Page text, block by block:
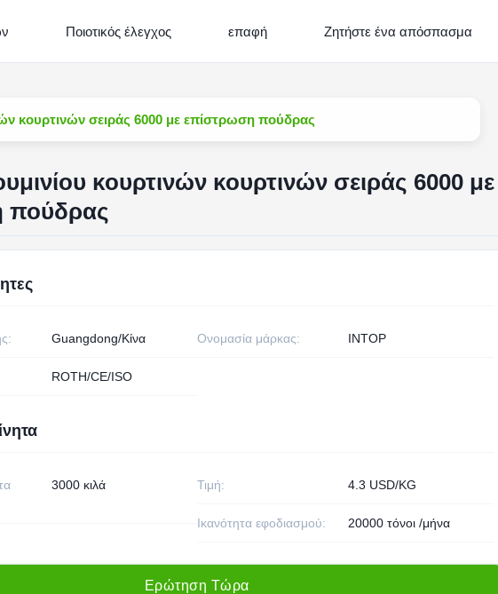
Ποιοτικός έλεγχος επαφή Ζητήστε ένα απόσπασμα
κουρτινών σειράς 6000 με επίστρωση πούδρας
κουρτινών κουρτινών σειράς 6000 με
πούδρας
Guangdong/Κίνα Ονομασία μάρκας: INTOP
ROTH/CE/ISO
3000 κιλά Τιμή: 4.3 USD/KG
Ικανότητα εφοδιασμού: 20000 τόνοι /μήνα
Ερώτηση Τώρα